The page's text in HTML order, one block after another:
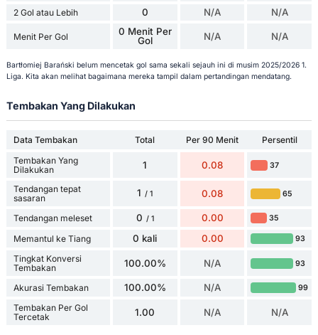
2 Gol atau Lebih 0 N/A N/A
Menit Per Gol
0 Menit Per
Gol
N/A N/A
Bartłomiej Barański belum mencetak gol sama sekali sejauh ini di musim 2025/2026 1.
Liga. Kita akan melihat bagaimana mereka tampil dalam pertandingan mendatang.
Tembakan Yang Dilakukan
Data Tembakan Total Per 90 Menit
Persentil
Tembakan Yang
Dilakukan
1 0.08 37
Tendangan tepat
sasaran
1 / 1 0.08 65
Tendangan meleset 0 / 1 0.00 35
Memantul ke Tiang 0 kali 0.00 93
Tingkat Konversi
Tembakan
100.00% N/A 93
Akurasi Tembakan 100.00% N/A 99
Tembakan Per Gol
Tercetak
1.00 N/A N/A